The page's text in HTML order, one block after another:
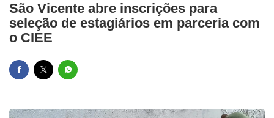
São Vicente abre inscrições para
seleção de estagiários em parceria com
o CIEE